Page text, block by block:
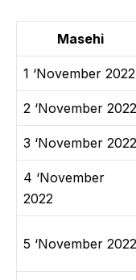
Masehi
1 ‘November 2022
2 ‘November 2022
3 ‘November 2022
4 ‘November
2022
5 ‘November 2022